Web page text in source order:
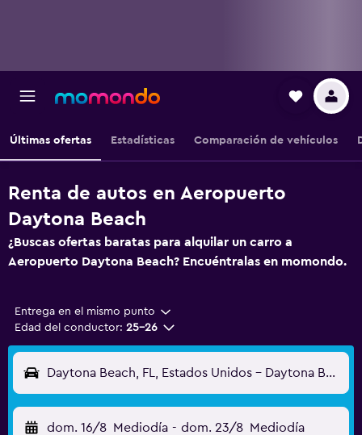
Últimas ofertas Estadísticas Comparación de vehículos
Renta de autos en Aeropuerto
Daytona Beach
¿Buscas ofertas baratas para alquilar un carro a
Aeropuerto Daytona Beach? Encuéntralas en momondo.
Entrega en el mismo punto
Edad del conductor: 25-26
Daytona Beach, FL, Estados Unidos - Daytona Beach (DAB)
dom. 16/8 Mediodía - dom. 23/8 Mediodía